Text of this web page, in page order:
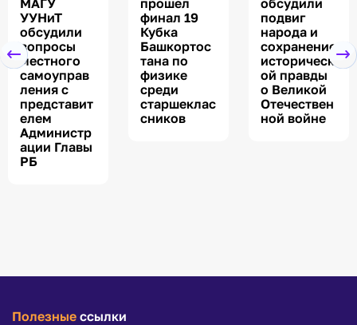
УУНиТ
обсудили
вопросы
местного
самоуправ
ления с
представит
елем
Администр
ации Главы
РБ
финал 19
Кубка
Башкортос
тана по
физике
среди
старшеклас
сников
подвиг
народа и
сохранение
историческ
ой правды
о Великой
Отечествен
ной войне
Полезные ссылки